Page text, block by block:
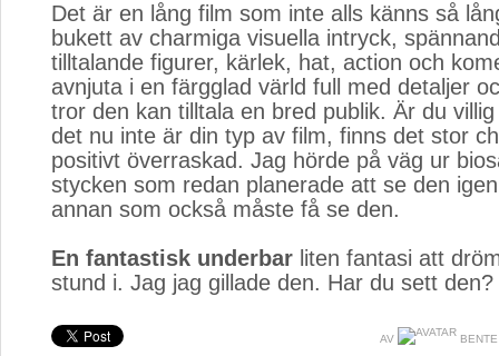
Det är en lång film som inte alls känns så
bukett av charmiga visuella intryck,
tilltalande figurer, kärlek, hat, action och
avnjuta i en färgglad värld full med detaljer
tror den kan tilltala en bred publik. Är du
det nu inte är din typ av film, finns det stor
positivt överraskad. Jag hörde på väg ur
stycken som redan planerade att se den
annan som också måste få se den.
En fantastisk underbar liten fantasi att
stund i. Jag jag gillade den. Har du sett
AV